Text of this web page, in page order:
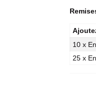
10 x
25 x